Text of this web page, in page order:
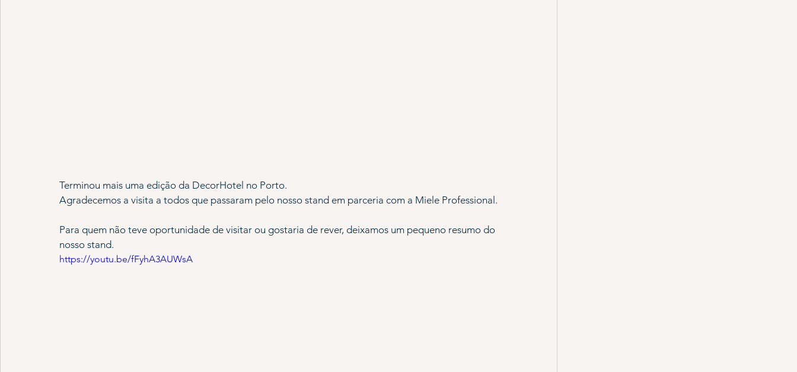
Terminou mais uma edição da DecorHotel no Porto.
Agradecemos a visita a todos que passaram pelo nosso stand em parceria com a Miele Professional.
Para quem não teve oportunidade de visitar ou gostaria de rever, deixamos um pequeno resumo do
nosso stand.
https://youtu.be/fFyhA3AUWsA